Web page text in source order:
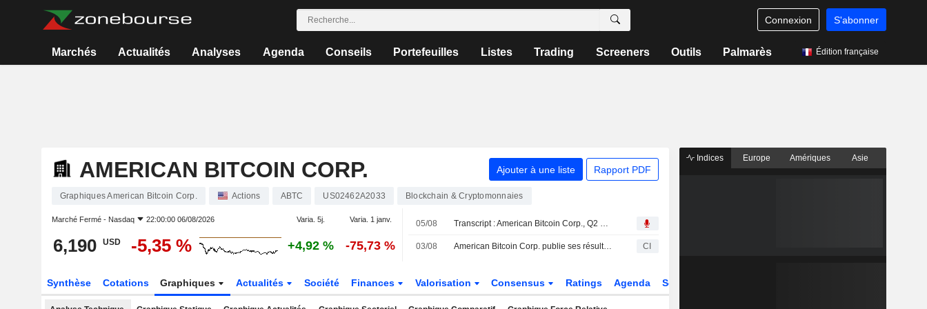
Connexion S'abonner
Marchés Actualités Analyses Agenda Conseils Portefeuilles Listes Trading Screeners Outils Palmarès Édition française
AMERICAN BITCOIN CORP. Ajouter à une liste Rapport PDF
Graphiques American Bitcoin Corp. Actions ABTC US02462A2033 Blockchain & Cryptomonnaies
Marché Fermé - Nasdaq 22:00:00 06/08/2026 Varia. 5j. Varia. 1 janv.
6,190 USD -5,35 % +4,92 % -75,73 %
05/08 Transcript : American Bitcoin Corp., Q2 2026 Earnings Call, Aug 03, 2026
03/08 American Bitcoin Corp. publie ses résultats pour le deuxième trimestre et le premier semestre clos le 30 juin 2026 CI
Synthèse Cotations Graphiques Actualités Société Finances Valorisation Consensus Ratings Agenda Secteur
Indices Europe Amériques Asie